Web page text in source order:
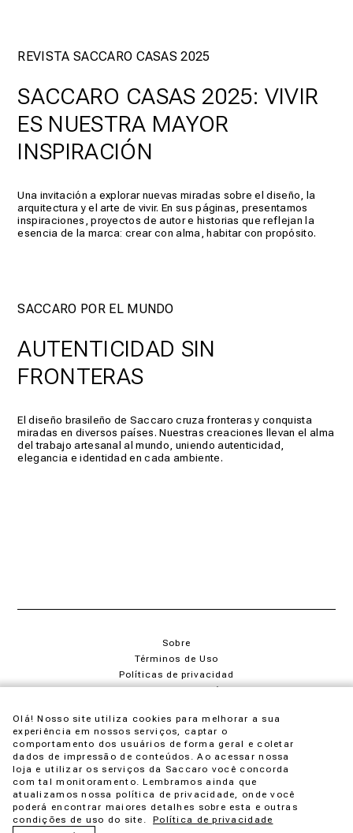
REVISTA SACCARO CASAS 2025
SACCARO CASAS 2025: VIVIR
ES NUESTRA MAYOR
INSPIRACIÓN
Una invitación a explorar nuevas miradas sobre el diseño, la
arquitectura y el arte de vivir. En sus páginas, presentamos
inspiraciones, proyectos de autor e historias que reflejan la
esencia de la marca: crear con alma, habitar con propósito.
SACCARO POR EL MUNDO
AUTENTICIDAD SIN
FRONTERAS
El diseño brasileño de Saccaro cruza fronteras y conquista
miradas en diversos países. Nuestras creaciones llevan el alma
del trabajo artesanal al mundo, uniendo autenticidad,
elegancia e identidad en cada ambiente.
Sobre
Términos de Uso
Políticas de privacidad
Manual de garantía
saccaro@saccaro.com.br
+55 54 4009-3600
SM Gestão de Franquias Ltda - CNPJ 91.763.383/0001-05
Olá! Nosso site utiliza cookies para melhorar a sua
experiência em nossos serviços, captar o
comportamento dos usuários de forma geral e coletar
dados de impressão de conteúdos. Ao acessar nossa
loja e utilizar os serviços da Saccaro você concorda
com tal monitoramento. Lembramos ainda que
atualizamos nossa política de privacidade, onde você
poderá encontrar maiores detalhes sobre esta e outras
condições de uso do site.
Política de privacidade